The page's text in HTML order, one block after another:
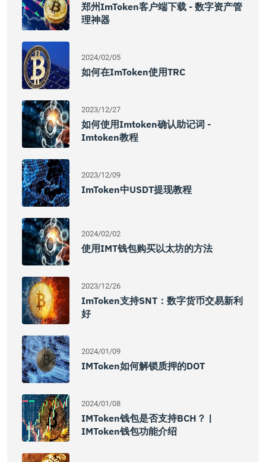
郑州imToken客户端下载 - 数字资产管
理神器
2024/02/05
如何在imToken使用TRC
2023/12/27
如何使用imtoken确认助记词 -
Imtoken教程
2023/12/09
ImToken中USDT提现教程
2024/02/02
使用iMT钱包购买以太坊的方法
2023/12/26
ImToken支持SNT：数字货币交易新利
好
2024/01/09
IMToken如何解锁质押的DOT
2024/01/08
IMToken钱包是否支持BCH？ |
IMToken钱包功能介绍